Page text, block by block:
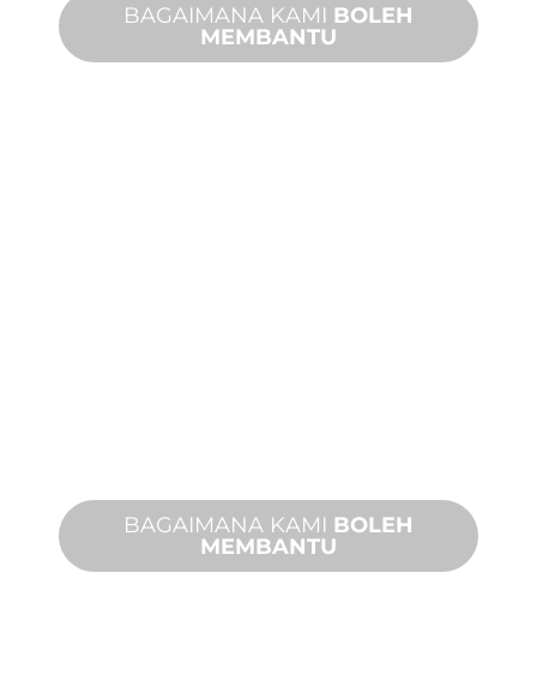
BAGAIMANA KAMI BOLEH
MEMBANTU
BAGAIMANA KAMI BOLEH
MEMBANTU